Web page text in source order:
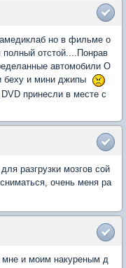
но в фильме о
отстой....Понрав
автомобили О
беху и мини джипы
принесли в месте с
разгрузки мозгов сой
очень меня ра
мне и моим накуреным д